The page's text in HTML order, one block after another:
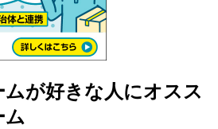
が好きな人にオスス
ム